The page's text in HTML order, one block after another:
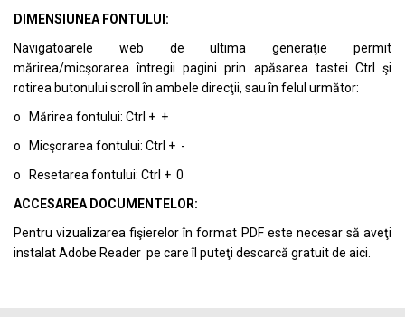
DIMENSIUNEA FONTULUI:
Navigatoarele web de ultima generaţie permit
mărirea/micşorarea întregii pagini prin apăsarea tastei Ctrl şi
rotirea butonului scroll în ambele direcţii, sau în felul următor:
o Mărirea fontului: Ctrl + +
o Micşorarea fontului: Ctrl + -
o Resetarea fontului: Ctrl + 0
ACCESAREA DOCUMENTELOR:
Pentru vizualizarea fişierelor în format PDF este necesar să aveţi
instalat Adobe Reader pe care îl puteţi descarcă gratuit de aici.